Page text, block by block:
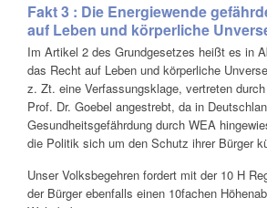
Fakt 3 : Die Energiewende
auf Leben und körperliche
Im Artikel 2 des Grundgesetzes heißt es in
das Recht auf Leben und körperliche
z. Zt. eine Verfassungsklage, vertreten
Prof. Dr. Goebel angestrebt, da in
Gesundheitsgefährdung durch WEA
die Politik sich um den Schutz ihrer Bürger
Unser Volksbegehren fordert mit der 10 H
der Bürger ebenfalls einen 10fachen